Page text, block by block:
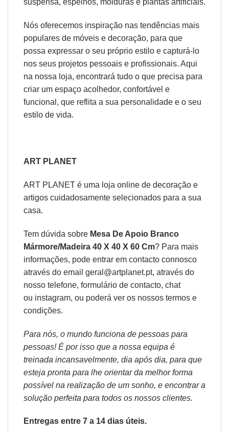
Nós oferecemos inspiração nas tendências mais
populares de móveis e decoração, para que
possa expressar o seu próprio estilo e capturá-lo
nos seus projetos pessoais e profissionais. Aqui
na nossa loja, encontrará tudo o que precisa para
criar um espaço acolhedor, confortável e
funcional, que reflita a sua personalidade e o seu
estilo de vida.
ART PLANET
ART PLANET é uma loja online de decoração e
artigos cuidadosamente selecionados para a sua
casa.
Tem dúvida sobre Mesa De Apoio Branco
Mármore/Madeira 40 X 40 X 60 Cm? Para mais
informações, pode entrar em contacto connosco
através do email geral@artplanet.pt, através do
nosso telefone, formulário de contacto, chat
ou instagram, ou poderá ver os nossos termos e
condições.
Para nós, o mundo funciona de pessoas para
pessoas! É por isso que a nossa equipa é
treinada incansavelmente, dia após dia, para que
esteja pronta para lhe orientar da melhor forma
possível na realização de um sonho, e encontrar a
solução perfeita para todos os nossos clientes.
Entregas entre 7 a 14 dias úteis.